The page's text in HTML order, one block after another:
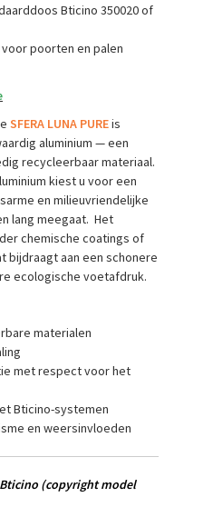
Bticino 350020 of
poorten en palen
SFERA LUNA PUREis
aluminium — een
recycleerbaar materiaal.
kiest u voor een
en milieuvriendelijke
lang meegaat. Het
chemische coatings of
bijdraagt aan een schonere
ecologische voetafdruk.
materialen
met respect voor het
Bticino-systemen
en weersinvloeden
(copyright model